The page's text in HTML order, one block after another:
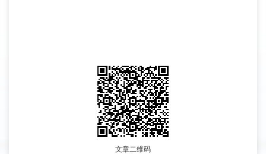
文章二维码